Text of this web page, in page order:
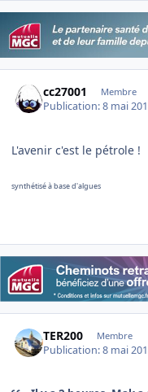
cc27001 Membre
Publication:8 mai
L'avenir c'est le pétrole !
synthétisé à base d'algues
TER200 Membre
Publication:8 mai